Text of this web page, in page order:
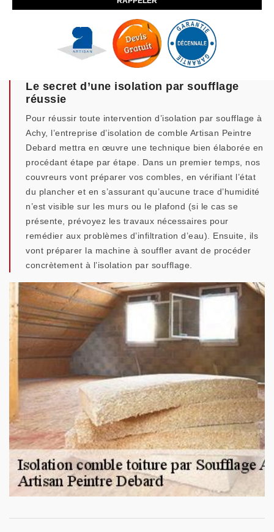
Le secret d’une isolation par soufflage
réussie
Pour réussir toute intervention d’isolation par soufflage à
Achy, l’entreprise d’isolation de comble Artisan Peintre
Debard mettra en œuvre une technique bien élaborée en
procédant étape par étape. Dans un premier temps, nos
couvreurs vont préparer vos combles, en vérifiant l’état
du plancher et en s’assurant qu’aucune trace d’humidité
n’est visible sur les murs ou le plafond (si le cas se
présente, prévoyez les travaux nécessaires pour
remédier aux problèmes d’infiltration d’eau). Ensuite, ils
vont préparer la machine à souffler avant de procéder
concrètement à l’isolation par soufflage.